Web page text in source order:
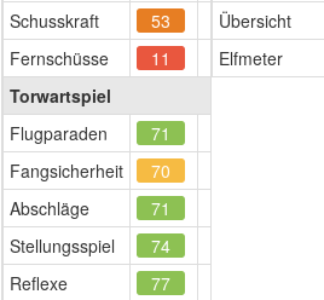
Schusskraft
53
Fernschüsse
11
Torwartspiel
Flugparaden
71
Fangsicherheit
70
Abschläge
71
Stellungsspiel
74
Reflexe
77
Übersicht
Elfmeter